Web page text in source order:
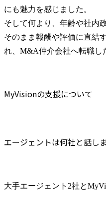
にも魅力を感じました。
そして何より、年齢や社内
そのまま報酬や評価に直結
れ、M&A仲介会社へ転職し
MyVisionの支援について
エージェントは何社と話し
大手エージェント2社と